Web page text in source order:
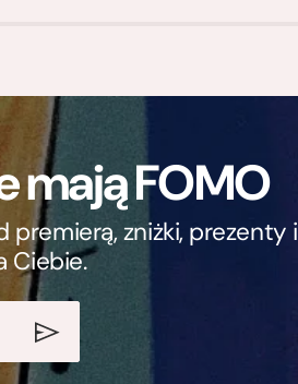
mają FOMO
zniżki, prezenty i
Ciebie.